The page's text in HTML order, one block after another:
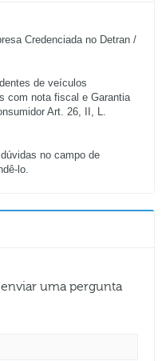
Credenciada no Detran /
de veículos
com nota fiscal e Garantia
Art. 26, II, L.
no campo de
lo.
uma pergunta